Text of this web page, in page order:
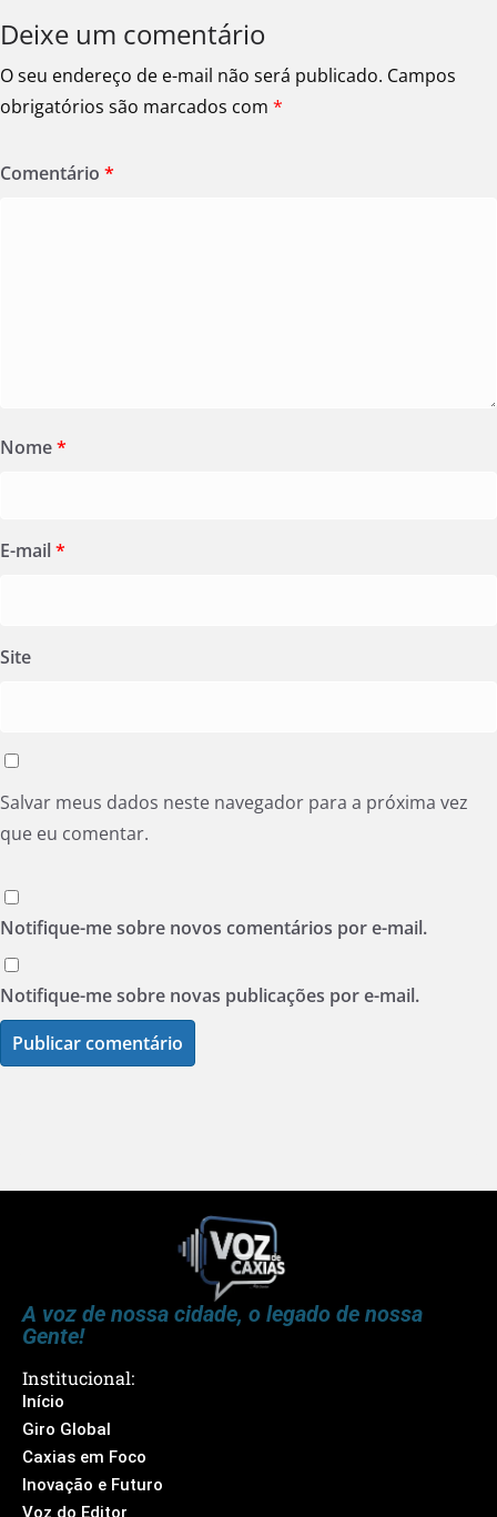
Deixe um comentário
O seu endereço de e-mail não será publicado. Campos
obrigatórios são marcados com *
Comentário *
Nome*
E-mail*
Site
Salvar meus dados neste navegador para a próxima vez
que eu comentar.
Notifique-me sobre novos comentários por e-mail.
Notifique-me sobre novas publicações por e-mail.
A voz de nossa cidade, o legado de nossa
Gente!
Institucional:
Início
Giro Global
Caxias em Foco
Inovação e Futuro
Voz do Editor